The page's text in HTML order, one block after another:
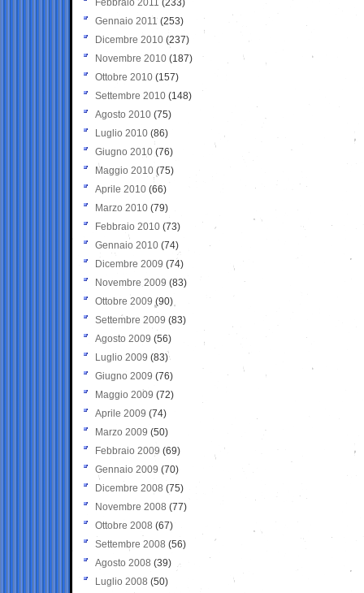
Febbraio 2011 (233)
Gennaio 2011 (253)
Dicembre 2010 (237)
Novembre 2010 (187)
Ottobre 2010 (157)
Settembre 2010 (148)
Agosto 2010 (75)
Luglio 2010 (86)
Giugno 2010 (76)
Maggio 2010 (75)
Aprile 2010 (66)
Marzo 2010 (79)
Febbraio 2010 (73)
Gennaio 2010 (74)
Dicembre 2009 (74)
Novembre 2009 (83)
Ottobre 2009 (90)
Settembre 2009 (83)
Agosto 2009 (56)
Luglio 2009 (83)
Giugno 2009 (76)
Maggio 2009 (72)
Aprile 2009 (74)
Marzo 2009 (50)
Febbraio 2009 (69)
Gennaio 2009 (70)
Dicembre 2008 (75)
Novembre 2008 (77)
Ottobre 2008 (67)
Settembre 2008 (56)
Agosto 2008 (39)
Luglio 2008 (50)